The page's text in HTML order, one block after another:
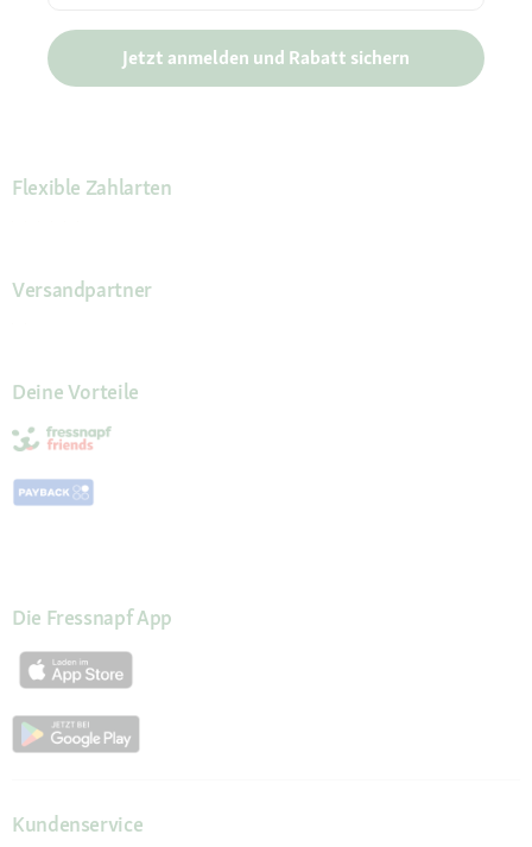
Jetzt anmelden und Rabatt sichern
Flexible Zahlarten
Versandpartner
Deine Vorteile
Die Fressnapf App
Kundenservice